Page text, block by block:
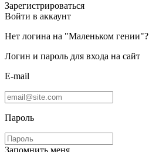
Зарегистрироваться
Войти в аккаунт
Нет логина на "Маленьком гении"?
Логин и пароль для входа на сайт
E-mail
Пароль
Запомнить меня